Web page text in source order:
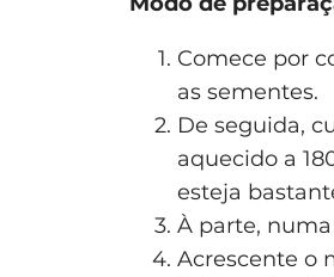
Comece por
as sementes.
De seguida,
aquecido a
esteja
À parte,
Acrescente o